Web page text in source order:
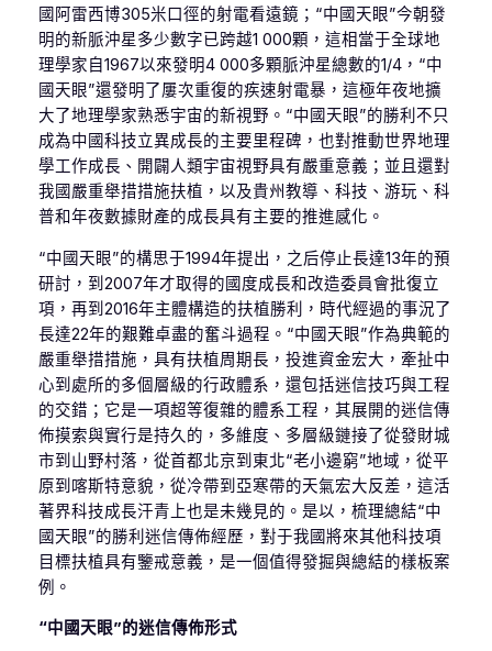
國阿雷西博305米口徑的射電看遠鏡；“中國天眼”今朝發
明的新脈沖星多少數字已跨越1 000顆，這相當于全球地
理學家自1967以來發明4 000多顆脈沖星總數的1/4，“中
國天眼”還發明了屢次重復的疾速射電暴，這極年夜地擴
大了地理學家熟悉宇宙的新視野。“中國天眼”的勝利不只
成為中國科技立異成長的主要里程碑，也對推動世界地理
學工作成長、開闢人類宇宙視野具有嚴重意義；並且還對
我國嚴重舉措措施扶植，以及貴州教導、科技、游玩、科
普和年夜數據財產的成長具有主要的推進感化。
“中國天眼”的構思于1994年提出，之后停止長達13年的預
研討，到2007年才取得的國度成長和改造委員會批復立
項，再到2016年主體構造的扶植勝利，時代經過的事況了
長達22年的艱難卓盡的奮斗過程。“中國天眼”作為典範的
嚴重舉措措施，具有扶植周期長，投進資金宏大，牽扯中
心到處所的多個層級的行政體系，還包括迷信技巧與工程
的交錯；它是一項超等復雜的體系工程，其展開的迷信傳
佈摸索與實行是持久的，多維度、多層級鏈接了從發財城
市到山野村落，從首都北京到東北“老小邊窮”地域，從平
原到喀斯特意貌，從冷帶到亞寒帶的天氣宏大反差，這活
著界科技成長汗青上也是未幾見的。是以，梳理總結“中
國天眼”的勝利迷信傳佈經歷，對于我國將來其他科技項
目標扶植具有鑒戒意義，是一個值得發掘與總結的樣板案
例。
“中國天眼”的迷信傳佈形式